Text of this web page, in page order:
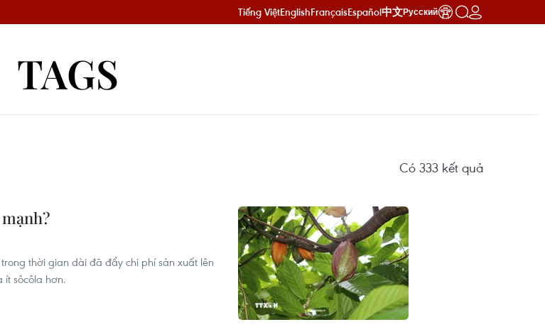
Tiếng ViệtEnglishFrançaisEspañol中文Русский
TAGS
Có 333 kết quả
thời gian dài đã đẩy chi phí sản xuất lên
sôcôla hơn.